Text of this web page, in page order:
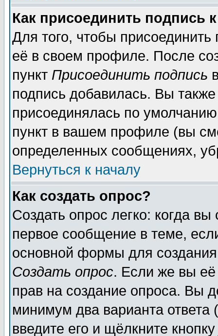
Как присоединить подпись
Для того, чтобы
её в своем профиле. После
пункт Присоединить подпись
подпись добавилась. Вы
присоединялась по
пункт в вашем профиле (вы
определенных сообщениях,
Вернуться к началу
Как создать опрос?
Создать опрос легко: когда
первое сообщение в теме,
основной формы для
Создать опрос. Если же вы её
прав на создание опроса. Вы
минимум два варианта ответа
введите его и щёлкните